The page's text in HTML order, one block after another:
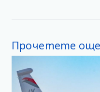
Прочетете още